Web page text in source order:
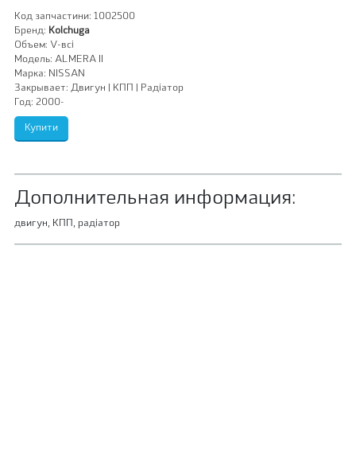
Код запчастини: 1002500
Бренд: Kolchuga
Объем: V-всі
Модель: ALMERA II
Марка: NISSAN
Закрывает: Двигун | КПП | Радіатор
Год: 2000-
Дополнительная информация:
двигун, КПП, радіатор